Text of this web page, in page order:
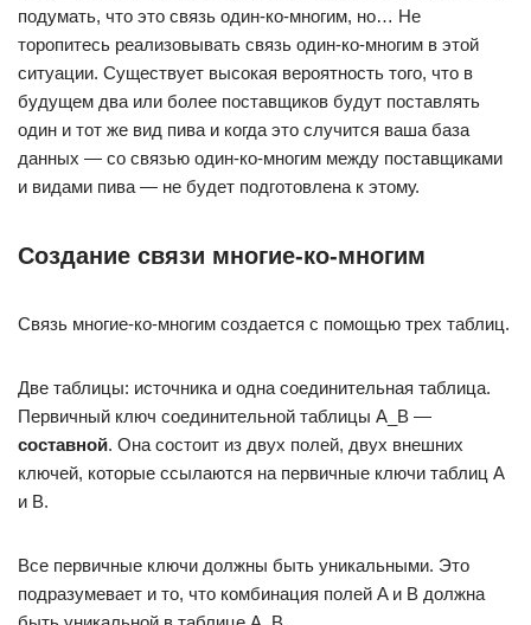
подумать, что это связь один-ко-многим, но… Не
торопитесь реализовывать связь один-ко-многим в этой
ситуации. Существует высокая вероятность того, что в
будущем два или более поставщиков будут поставлять
один и тот же вид пива и когда это случится ваша база
данных — со связью один-ко-многим между поставщиками
и видами пива — не будет подготовлена к этому.
Создание связи многие-ко-многим
Связь многие-ко-многим создается с помощью трех таблиц.
Две таблицы: источника и одна соединительная таблица.
Первичный ключ соединительной таблицы A_B —
составной. Она состоит из двух полей, двух внешних
ключей, которые ссылаются на первичные ключи таблиц A
и B.
Все первичные ключи должны быть уникальными. Это
подразумевает и то, что комбинация полей A и B должна